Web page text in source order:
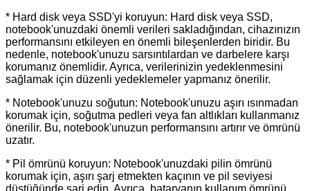
* Hard disk veya SSD'yi koruyun: Hard disk veya SSD,
notebook'unuzdaki önemli verileri sakladığından, cihazınızın
performansını etkileyen en önemli bileşenlerden biridir. Bu
nedenle, notebook'unuzu sarsıntılardan ve darbelere karşı
korumanız önemlidir. Ayrıca, verilerinizin yedeklenmesini
sağlamak için düzenli yedeklemeler yapmanız önerilir.
* Notebook'unuzu soğutun: Notebook'unuzu aşırı ısınmadan
korumak için, soğutma pedleri veya fan altlıkları kullanmanız
önerilir. Bu, notebook'unuzun performansını artırır ve ömrünü
uzatır.
* Pil ömrünü koruyun: Notebook'unuzdaki pilin ömrünü
korumak için, aşırı şarj etmekten kaçının ve pil seviyesi
düştüğünde şarj edin. Ayrıca, bataryanın kullanım ömrünü